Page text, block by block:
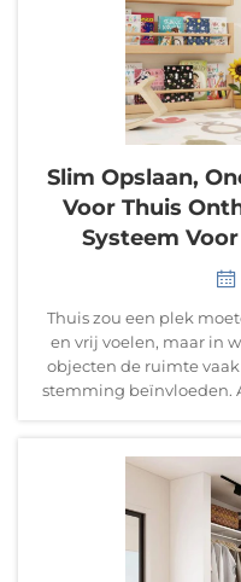
Slim Opslaan,
Voor Thuis
Systeem
Thuis zou een plek
en vrij voelen, maar in
objecten de ruimte
stemming beïnvloeden.